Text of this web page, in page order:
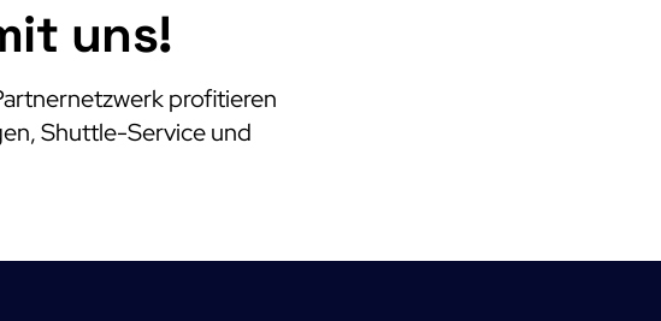
uns!
profitieren
Shuttle-Service und